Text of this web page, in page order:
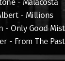
- Malacosta
- Millions
- Only Good
- From The Past